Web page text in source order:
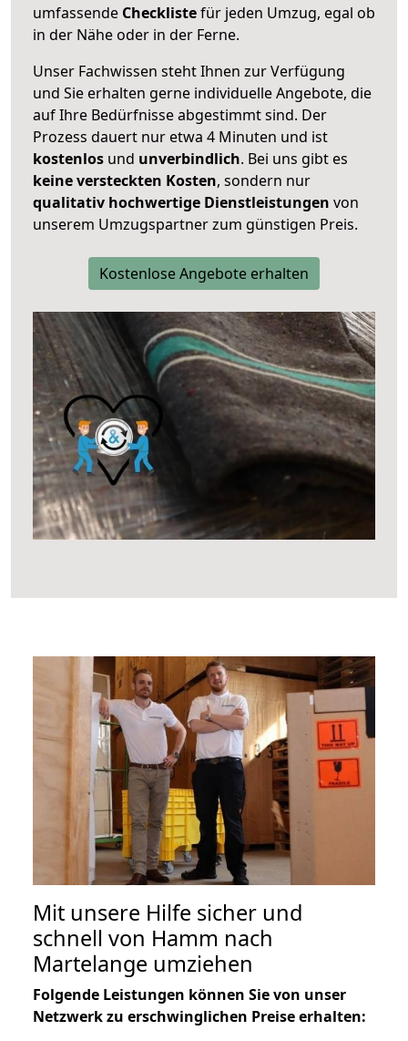
umfassende Checklistefür jeden Umzug, egal ob
in der Nähe oder in der Ferne.
Unser Fachwissen steht Ihnen zur Verfügung
und Sie erhalten gerne individuelle Angebote, die
auf Ihre Bedürfnisse abgestimmt sind. Der
Prozess dauert nur etwa 4 Minuten und ist
kostenlos und unverbindlich. Bei uns gibt es
keine versteckten Kosten, sondern nur
qualitativ hochwertige Dienstleistungen von
unserem Umzugspartner zum günstigen Preis.
Kostenlose Angebote erhalten
Mit unsere Hilfe sicher und
schnell von Hamm nach
Martelange umziehen
Folgende Leistungen können Sie von unser
Netzwerk zu erschwinglichen Preise erhalten: